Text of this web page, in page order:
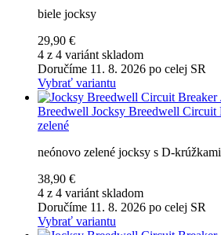
biele jocksy
29,90 €
4 z 4 variánt skladom
Doručíme 11. 8. 2026 po celej SR
Vybrať variantu
Breedwell Jocksy Breedwell Circuit
zelené
neónovo zelené jocksy s D-krúžkami
38,90 €
4 z 4 variánt skladom
Doručíme 11. 8. 2026 po celej SR
Vybrať variantu